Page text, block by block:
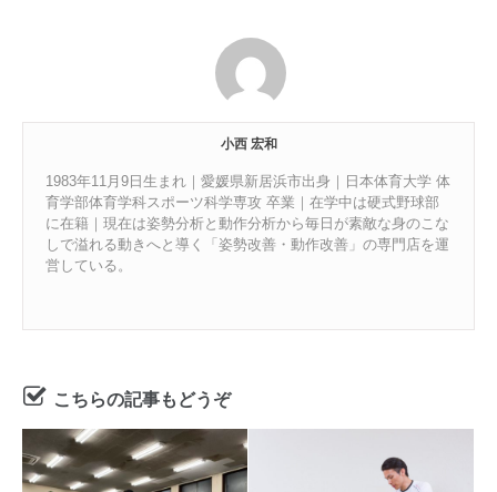
小西 宏和
1983年11月9日生まれ｜愛媛県新居浜市出身｜日本体育大学 体
育学部体育学科スポーツ科学専攻 卒業｜在学中は硬式野球部
に在籍｜現在は姿勢分析と動作分析から毎日が素敵な身のこな
しで溢れる動きへと導く「姿勢改善・動作改善」の専門店を運
営している。
こちらの記事もどうぞ